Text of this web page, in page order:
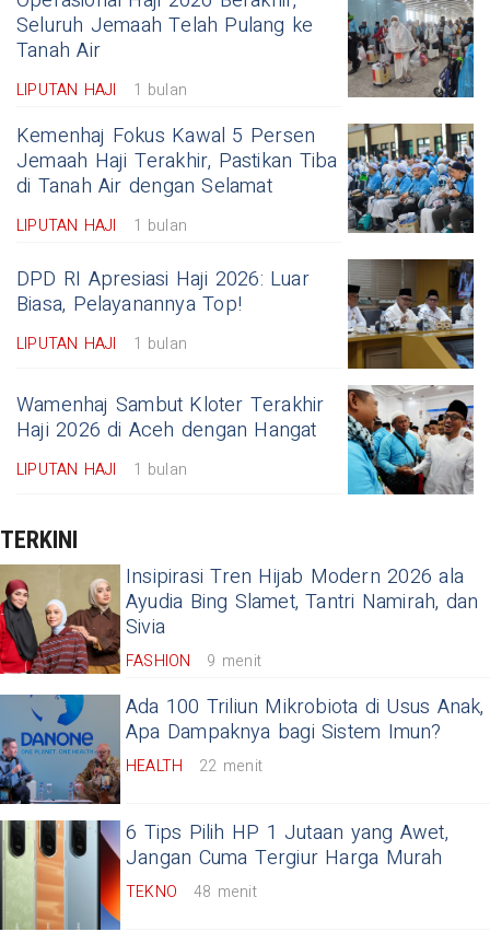
Seluruh Jemaah Telah Pulang ke
Tanah Air
LIPUTAN HAJI 1 bulan
Kemenhaj Fokus Kawal 5 Persen
Jemaah Haji Terakhir, Pastikan Tiba
di Tanah Air dengan Selamat
LIPUTAN HAJI 1 bulan
DPD RI Apresiasi Haji 2026: Luar
Biasa, Pelayanannya Top!
LIPUTAN HAJI 1 bulan
Wamenhaj Sambut Kloter Terakhir
Haji 2026 di Aceh dengan Hangat
LIPUTAN HAJI 1 bulan
TERKINI
Insipirasi Tren Hijab Modern 2026 ala
Ayudia Bing Slamet, Tantri Namirah, dan
Sivia
FASHION 9 menit
Ada 100 Triliun Mikrobiota di Usus Anak,
Apa Dampaknya bagi Sistem Imun?
HEALTH 22 menit
6 Tips Pilih HP 1 Jutaan yang Awet,
Jangan Cuma Tergiur Harga Murah
TEKNO 48 menit